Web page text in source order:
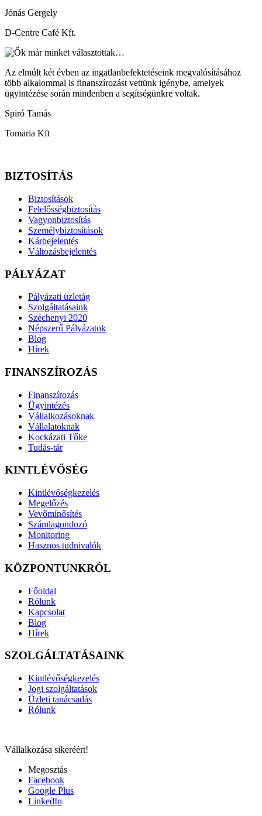
Jónás Gergely
D-Centre Café Kft.
Az elmúlt két évben az ingatlanbefektetéseink megvalósításához
több alkalommal is finanszírozást vettünk igénybe, amelyek
ügyintézése során mindenben a segítségünkre voltak.
Spiró Tamás
Tomaria Kft
BIZTOSÍTÁS
Biztosítások
Felelősségbiztosítás
Vagyonbiztosítás
Személybiztosítások
Kárbejelentés
Változásbejelentés
PÁLYÁZAT
Pályázati üzletág
Szolgáltatásaink
Széchenyi 2020
Népszerű Pályázatok
Blog
Hírek
FINANSZÍROZÁS
Finanszírozás
Ügyintézés
Vállalkozásoknak
Vállalatoknak
Kockázati Tőke
Tudás-tár
KINTLÉVŐSÉG
Kintlévőségkezelés
Megelőzés
Vevőminősítés
Számlagondozó
Monitoring
Hasznos tudnivalók
KÖZPONTUNKRÓL
Főoldal
Rólunk
Kapcsolat
Blog
Hírek
SZOLGÁLTATÁSAINK
Kintlévőségkezelés
Jogi szolgáltatások
Üzleti tanácsadás
Rólunk
Vállalkozása sikeréért!
Megosztás
Facebook
Google Plus
LinkedIn